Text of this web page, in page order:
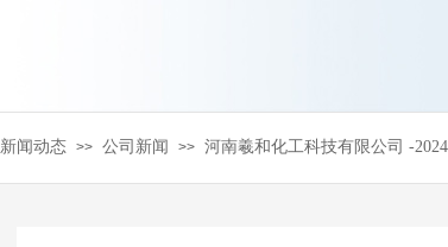
新闻动态 >> 公司新闻 >> 河南羲和化工科技有限公司 -